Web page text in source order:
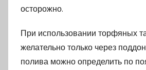
осторожно.
При использовании торфяных
желательно только через
полива можно определить по